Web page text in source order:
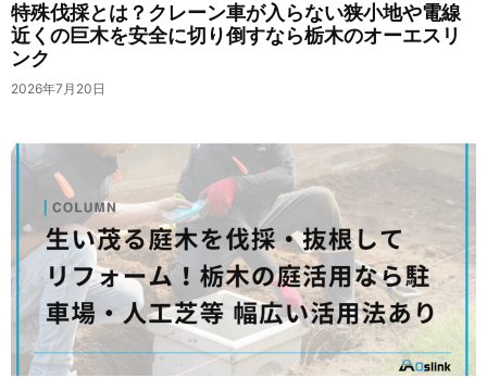
特殊伐採とは？クレーン車が入らない狭小地や電線
近くの巨木を安全に切り倒すなら栃木のオーエスリ
ンク
2026年7月20日